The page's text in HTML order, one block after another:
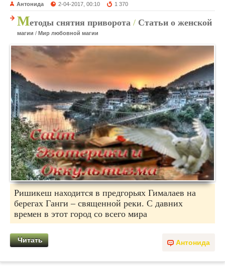
Антонида 2-04-2017, 00:10 1 370
Методы снятия приворота / Статьи о женской
магии / Мир любовной магии
Ришикеш находится в предгорьях Гималаев на
берегах Ганги – священной реки. С давних
времен в этот город со всего мира
Антонида
Читать